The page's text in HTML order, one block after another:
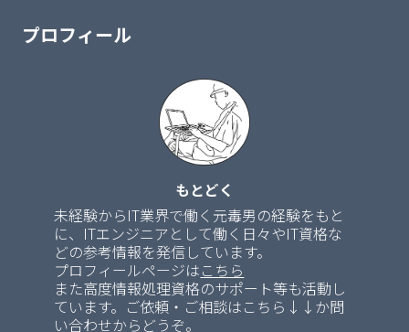
プロフィール
もとどく
未経験からIT業界で働く元毒男の経験をもと
に、ITエンジニアとして働く日々やIT資格な
どの参考情報を発信しています。
プロフィールページはこちら
また高度情報処理資格のサポート等も活動し
ています。ご依頼・ご相談はこちら↓↓か問
い合わせからどうぞ。